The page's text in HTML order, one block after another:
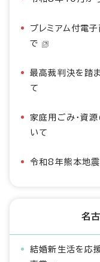
プレミアム付電
で
最高裁判決を踏
て
家庭用ごみ・資
いて
令和8年熊本地
名
結婚新生活を応